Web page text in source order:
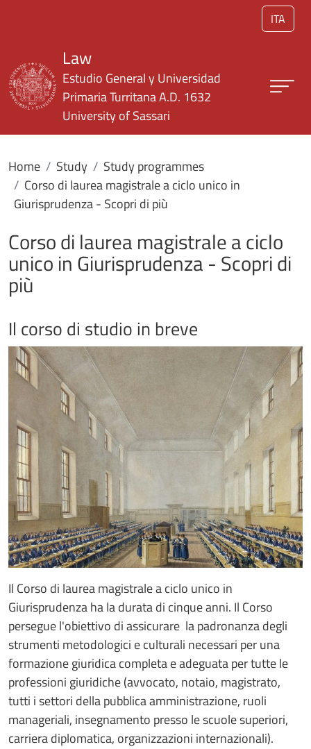
ITA
Law
Estudio General y Universidad
Primaria Turritana A.D. 1632
University of Sassari
Home Study
Study programmes
Corso di laurea magistrale a ciclo unico in
Giurisprudenza - Scopri di più
Corso di laurea magistrale a ciclo
unico in Giurisprudenza - Scopri di
più
Il corso di studio in breve
Il Corso di laurea magistrale a ciclo unico in
Giurisprudenza ha la durata di cinque anni. Il Corso
persegue l'obiettivo di assicurare la padronanza degli
strumenti metodologici e culturali necessari per una
formazione giuridica completa e adeguata per tutte le
professioni giuridiche (avvocato, notaio, magistrato,
tutti i settori della pubblica amministrazione, ruoli
manageriali, insegnamento presso le scuole superiori,
carriera diplomatica, organizzazioni internazionali).